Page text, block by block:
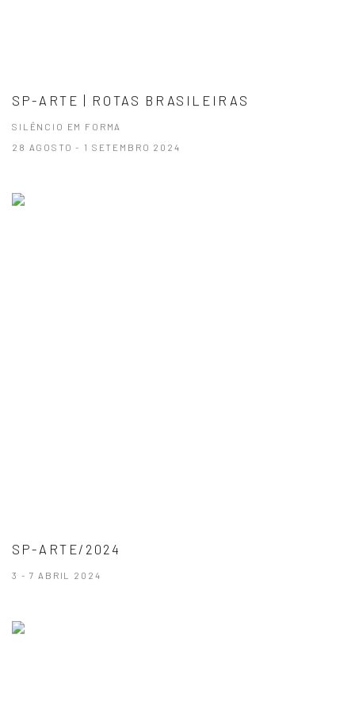
SP-ARTE | ROTAS BRASILEIRAS
SILÊNCIO EM FORMA
28 AGOSTO - 1 SETEMBRO 2024
SP-ARTE/2024
3 - 7 ABRIL 2024